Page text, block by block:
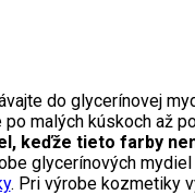
do glycerínovej
malých kúskoch až
keďže tieto farby
glycerínových
. Pri výrobe kozmetiky